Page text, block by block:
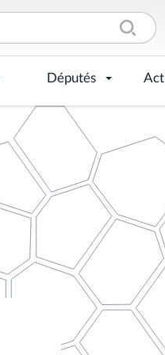
Députés